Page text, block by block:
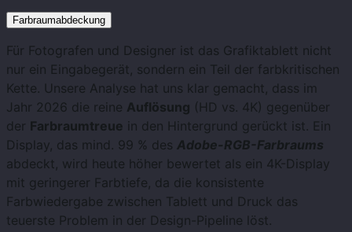
Farbraumabdeckung
Für Fotografen und Designer ist das Grafiktablett nicht
nur ein Eingabegerät, sondern ein Teil der farbkritischen
Kette. Unsere Analyse hat uns klar gemacht, dass im
Jahr 2026 die reine Auflösung (HD vs. 4K) gegenüber
der Farbraumtreue in den Hintergrund gerückt ist. Ein
Display, das mind. 99 % des Adobe-RGB-Farbraums
abdeckt, wird heute höher bewertet als ein 4K-Display
mit geringerer Farbtiefe, da die konsistente
Farbwiedergabe zwischen Tablett und Druck das
teuerste Problem in der Design-Pipeline löst.